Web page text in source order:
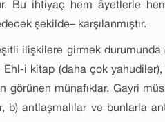
Bu ihtiyaç hem âyetlerle
şekilde– karşılanmıştır.
ilişkilere girmek durumunda
i kitap (daha çok
görünen münafıklar. Gayri
antlaşmalılar ve bunlarla